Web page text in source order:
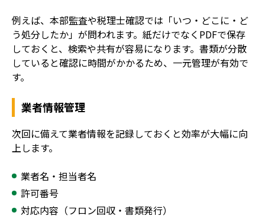
例えば、本部監査や税理士確認では「いつ・どこに・ど
う処分したか」が問われます。紙だけでなくPDFで保存
しておくと、検索や共有が容易になります。書類が分散
していると確認に時間がかかるため、一元管理が有効で
す。
業者情報管理
次回に備えて業者情報を記録しておくと効率が大幅に向
上します。
業者名・担当者名
許可番号
対応内容（フロン回収・書類発行）